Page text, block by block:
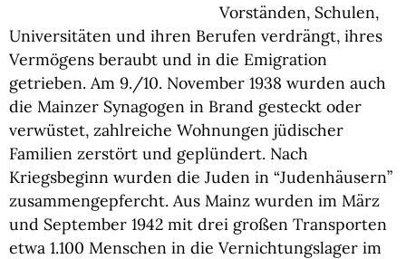
Vorständen, Schulen,
Universitäten und ihren Berufen verdrängt, ihres
Vermögens beraubt und in die Emigration
getrieben. Am 9./10. November 1938 wurden auch
die Mainzer Synagogen in Brand gesteckt oder
verwüstet, zahlreiche Wohnungen jüdischer
Familien zerstört und geplündert. Nach
Kriegsbeginn wurden die Juden in “Judenhäusern”
zusammengepfercht. Aus Mainz wurden im März
und September 1942 mit drei großen Transporten
etwa 1.100 Menschen in die Vernichtungslager im